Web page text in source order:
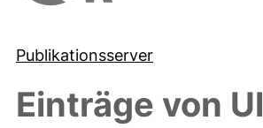
Publikationsserver
Einträge von